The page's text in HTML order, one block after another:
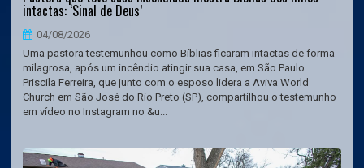
intactas: ‘Sinal de Deus’
04/08/2026
Uma pastora testemunhou como Bíblias ficaram intactas de forma
milagrosa, após um incêndio atingir sua casa, em São Paulo.
Priscila Ferreira, que junto com o esposo lidera a Aviva World
Church em São José do Rio Preto (SP), compartilhou o testemunho
em vídeo no Instagram no &u...